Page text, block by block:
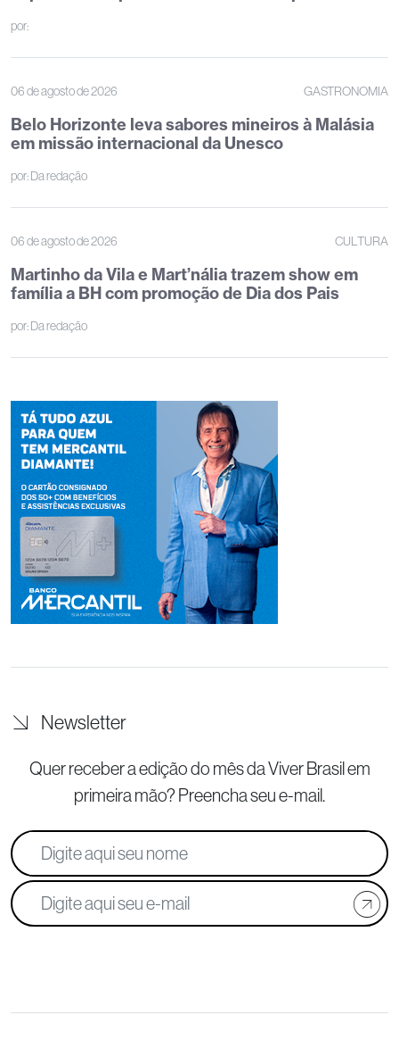
por:
06 de agosto de 2026 GASTRONOMIA
Belo Horizonte leva sabores mineiros à Malásia
em missão internacional da Unesco
por:Da redação
06 de agosto de 2026 CULTURA
Martinho da Vila e Mart’nália trazem show em
família a BH com promoção de Dia dos Pais
por:Da redação
Newsletter
Quer receber a edição do mês da Viver Brasilem
primeira mão? Preencha seu e-mail.